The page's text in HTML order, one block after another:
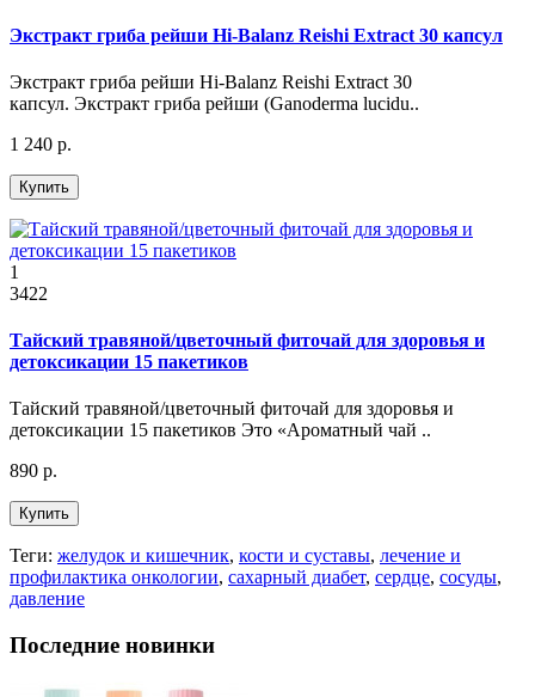
Экстракт гриба рейши Hi-Balanz Reishi Extract 30 капсул
Экстракт гриба рейши Hi-Balanz Reishi Extract 30
капсул. Экстракт гриба рейши (Ganoderma lucidu..
1 240 р.
Купить
1
3422
Тайский травяной/цветочный фиточай для здоровья и
детоксикации 15 пакетиков
Тайский травяной/цветочный фиточай для здоровья и
детоксикации 15 пакетиков Это «Ароматный чай ..
890 р.
Купить
Теги: желудок и кишечник, кости и суставы, лечение и
профилактика онкологии, сахарный диабет, сердце, сосуды,
давление
Последние новинки